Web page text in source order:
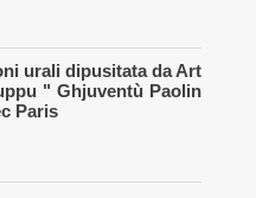
urali dipusitata da Art
" Ghjuventù Paolin
Paris